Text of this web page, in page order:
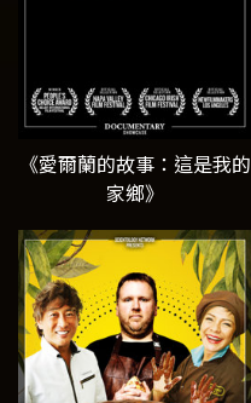
《愛爾蘭的故事：這是我的
家鄉》